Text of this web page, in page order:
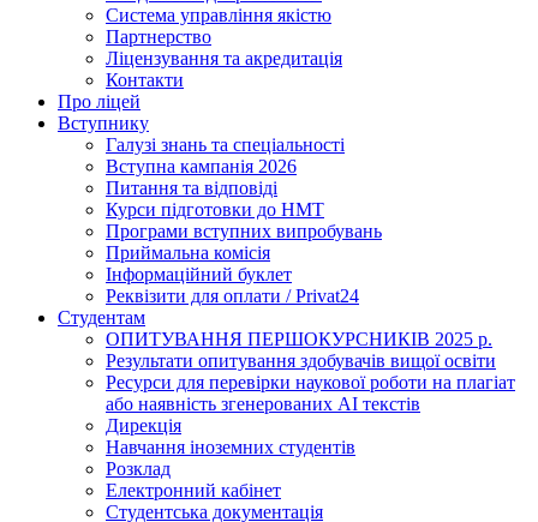
Система управління якістю
Партнерство
Ліцензування та акредитація
Контакти
Про ліцей
Вступнику
Галузі знань та спеціальності
Вступна кампанія 2026
Питання та відповіді
Курси підготовки до НМТ
Програми вступних випробувань
Приймальна комісія
Інформаційний буклет
Реквізити для оплати / Privat24
Студентам
ОПИТУВАННЯ ПЕРШОКУРСНИКІВ 2025 р.
Результати опитування здобувачів вищої освіти
Ресурси для перевірки наукової роботи на плагіат
або наявність згенерованих АІ текстів
Дирекція
Навчання іноземних студентів
Розклад
Електронний кабінет
Студентська документація